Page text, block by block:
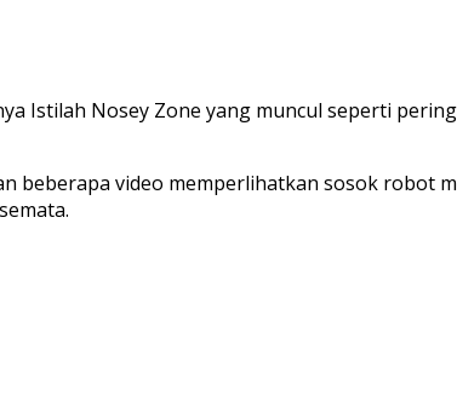
Istilah Nosey Zone yang muncul seperti
beberapa video memperlihatkan sosok robot